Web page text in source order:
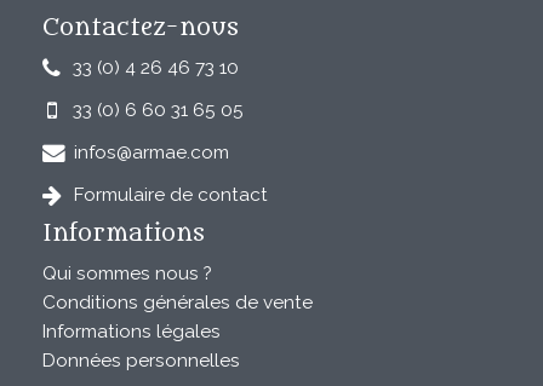
Contactez-nous
33 (0) 4 26 46 73 10
33 (0) 6 60 31 65 05
infos@armae.com
Formulaire de contact
Informations
Qui sommes nous ?
Conditions générales de vente
Informations légales
Données personnelles